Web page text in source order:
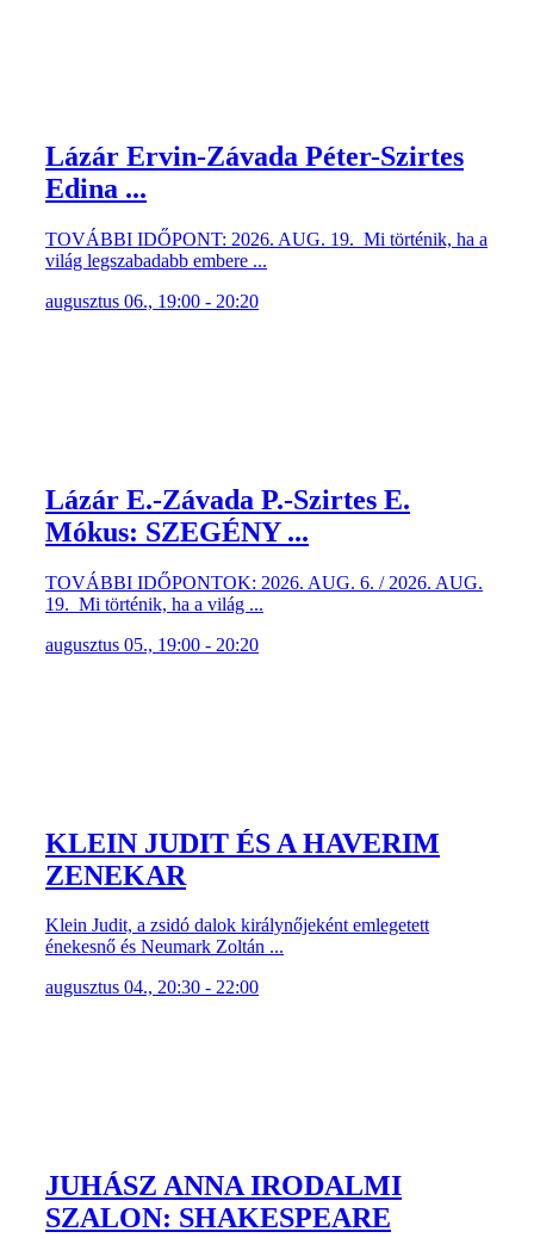
Lázár Ervin-Závada Péter-Szirtes
Edina ...
TOVÁBBI IDŐPONT: 2026. AUG. 19. Mi történik, ha a
világ legszabadabb embere ...
augusztus 06., 19:00 - 20:20
Lázár E.-Závada P.-Szirtes E.
Mókus: SZEGÉNY ...
TOVÁBBI IDŐPONTOK: 2026. AUG. 6. / 2026. AUG.
19. Mi történik, ha a világ ...
augusztus 05., 19:00 - 20:20
KLEIN JUDIT ÉS A HAVERIM
ZENEKAR
Klein Judit, a zsidó dalok királynőjeként emlegetett
énekesnő és Neumark Zoltán ...
augusztus 04., 20:30 - 22:00
JUHÁSZ ANNA IRODALMI
SZALON: SHAKESPEARE